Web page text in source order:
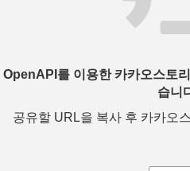
OpenAPI를 이용한 카카오스토
습니
공유할 URL을 복사 후 카카오